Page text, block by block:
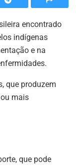
encontrado
indígenas
e na
que produzem
mais
que pode